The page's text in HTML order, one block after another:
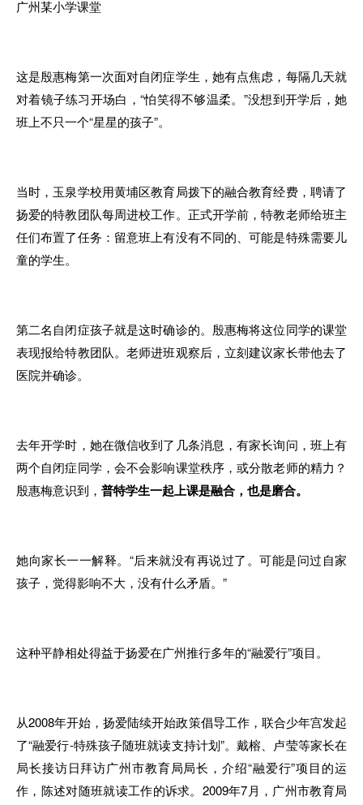
广州某小学课堂
这是殷惠梅第一次面对自闭症学生 ，她有点焦虑 ， 每隔几天就
对着镜子练习开场白 ， “怕笑得不够温柔。”没想到开学后，她
班 上不只一个“星星的孩子”。
当时 ， 玉泉学校用黄埔区教育局拨下的融合教育经费， 聘请了
扬爱的特教团队每周进校工作。正式开学前 ，特教老师给班主
任们布置了任务：留意班上有没有不同的、可能是特殊需要儿
童的学生。
第二名自闭症孩子就是这时确诊的。殷惠梅将这位同学的课堂
表现报给特教团队。老师进班观察后，立刻建议家长带他去了
医院并确诊。
去年开学时 ， 她在微信收到了几条消息 ，有家长询问 ， 班上有
两个自闭症同学，会不会影响课堂秩序 ，或分散老师的精力？
殷惠梅意识到， 普特学生一起上课是融合 ， 也是磨合。
她向家长一一解释。 “后来就没有再说过了。 可能是问过自家
孩子， 觉得影响不大 ， 没有什么矛盾。”
这种平静相处得益于扬爱在广州推行多年的“融爱行”项目 。
从2008年开始，扬爱陆续开始政策倡导工作， 联合少年宫发起
了“融爱行-特殊孩子随班就读支持计划”。戴榕、卢莹等家长在
局长接访日拜访广州市教育局局长，介绍“融爱行”项目 的运
作，陈述对随班就读工作的诉求。2009年7月 ， 广州市教育局